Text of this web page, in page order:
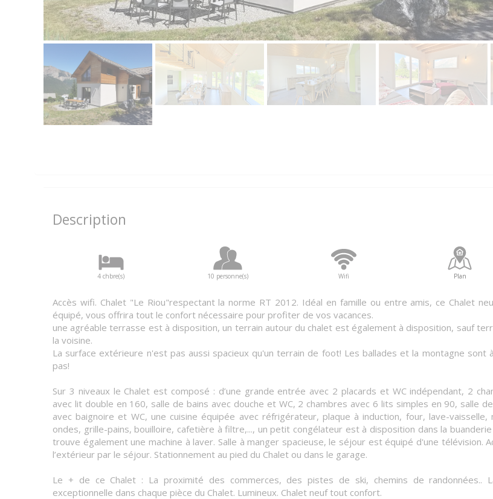
Description
4 chbre(s) 10 personne(s) Wifi Plan
Accès wifi. Chalet "Le Riou"respectant la norme RT 2012. Idéal en famille ou entre amis, ce Chalet
équipé, vous offrira tout le confort nécessaire pour profiter de vos vacances.
une agréable terrasse est à disposition, un terrain autour du chalet est également à disposition, sauf
la voisine.
La surface extérieure n'est pas aussi spacieux qu'un terrain de foot! Les ballades et la montagne sont
pas!
Sur 3 niveaux le Chalet est composé : d’une grande entrée avec 2 placards et WC indépendant, 2
avec lit double en 160, salle de bains avec douche et WC, 2 chambres avec 6 lits simples en 90, salle
avec baignoire et WC, une cuisine équipée avec réfrigérateur, plaque à induction, four, lave-vaisselle,
ondes, grille-pains, bouilloire, cafetière à filtre,..., un petit congélateur est à disposition dans la
trouve également une machine à laver. Salle à manger spacieuse, le séjour est équipé d'une télévision.
l’extérieur par le séjour. Stationnement au pied du Chalet ou dans le garage.
Le + de ce Chalet : La proximité des commerces, des pistes de ski, chemins de randonnées..
exceptionnelle dans chaque pièce du Chalet. Lumineux. Chalet neuf tout confort.